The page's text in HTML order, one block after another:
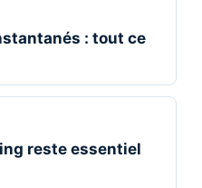
: tout ce
reste essentiel